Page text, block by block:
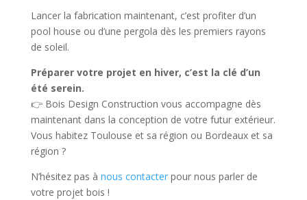
Lancer la fabrication maintenant, c’est profiter d’un
pool house ou d’une pergola dès les premiers rayons
de soleil.
Préparer votre projet en hiver, c’est la clé d’un
été serein.
👉 Bois Design Construction vous accompagne dès
maintenant dans la conception de votre futur extérieur.
Vous habitez Toulouse et sa région ou Bordeaux et sa
région ?
N’hésitez pas à nous contacterpour nous parler de
votre projet bois !